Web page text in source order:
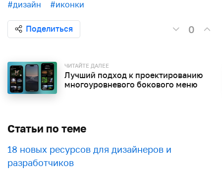
#дизайн #иконки
Поделиться 0
ЧИТАЙТЕ ДАЛЕЕ
Лучший подход к проектированию
многоуровневого бокового меню
Статьи по теме
18 новых ресурсов для дизайнеров и
разработчиков